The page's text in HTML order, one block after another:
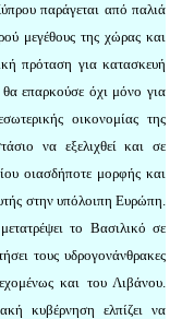
παράγεται από παλιά
μεγέθους της χώρας και
πρόταση για κατασκευή
επαρκούσε όχι μόνο για
οικονομίας της
να εξελιχθεί και σε
οιασδήποτε μορφής και
στην υπόλοιπη Ευρώπη.
το Βασιλικό σε
τους υδρογονάνθρακες
και του Λιβάνου.
κυβέρνηση ελπίζει να